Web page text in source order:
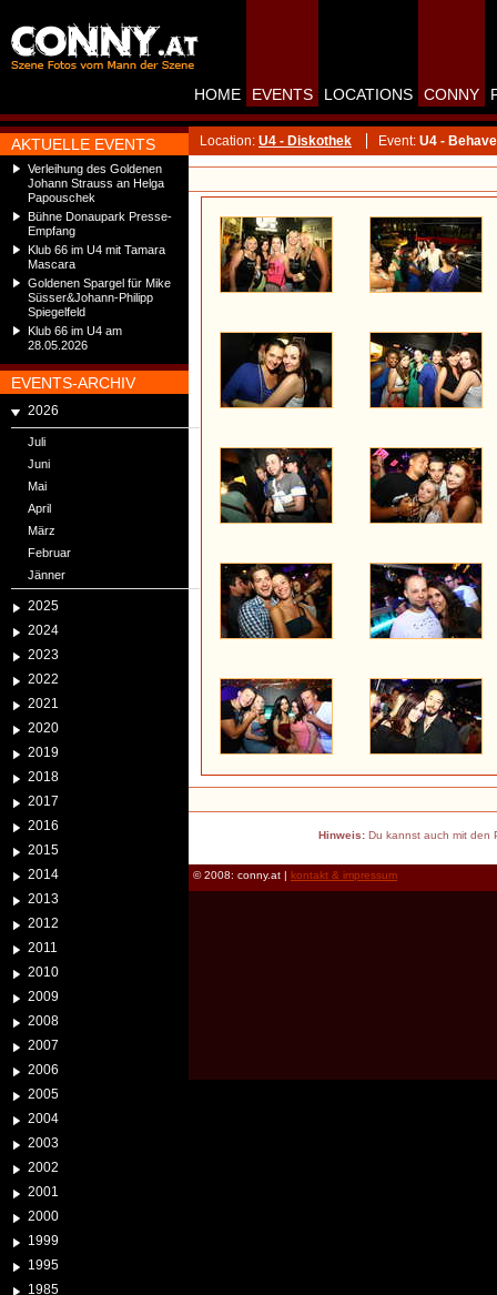
AKTUELLE EVENTS
Verleihung des Goldenen
Johann Strauss an Helga
Papouschek
Bühne Donaupark Presse-
Empfang
Klub 66 im U4 mit Tamara
Mascara
Goldenen Spargel für Mike
Süsser&Johann-Philipp
Spiegelfeld
Klub 66 im U4 am
28.05.2026
EVENTS-ARCHIV
2026
Juli
Juni
Mai
April
März
Februar
Jänner
2025
2024
2023
2022
2021
2020
2019
2018
2017
2016
2015
2014
2013
2012
2011
2010
2009
2008
2007
2006
2005
2004
2003
2002
2001
2000
1999
1995
1985
HOME EVENTS LOCATIONS CONNY
Location: U4 - Diskothek Event: U4 -
Hinweis:Du kannst auch mit den
© 2008: conny.at | kontakt & impressum